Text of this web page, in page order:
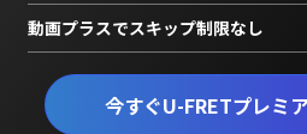
今すぐU-FRETプレミ
動画プラスでスキップ制限なし